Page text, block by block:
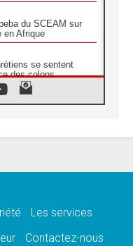
du SCEAM sur
en Afrique
se sentent
des colons
de Notre Dame du
Les services
Contactez-nous